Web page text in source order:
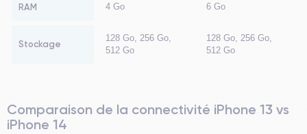
RAM 4 Go 6 Go
Stockage
128 Go, 256 Go,
512 Go
128 Go, 256 Go,
512 Go
Comparaison de la connectivité iPhone 13 vs
iPhone 14